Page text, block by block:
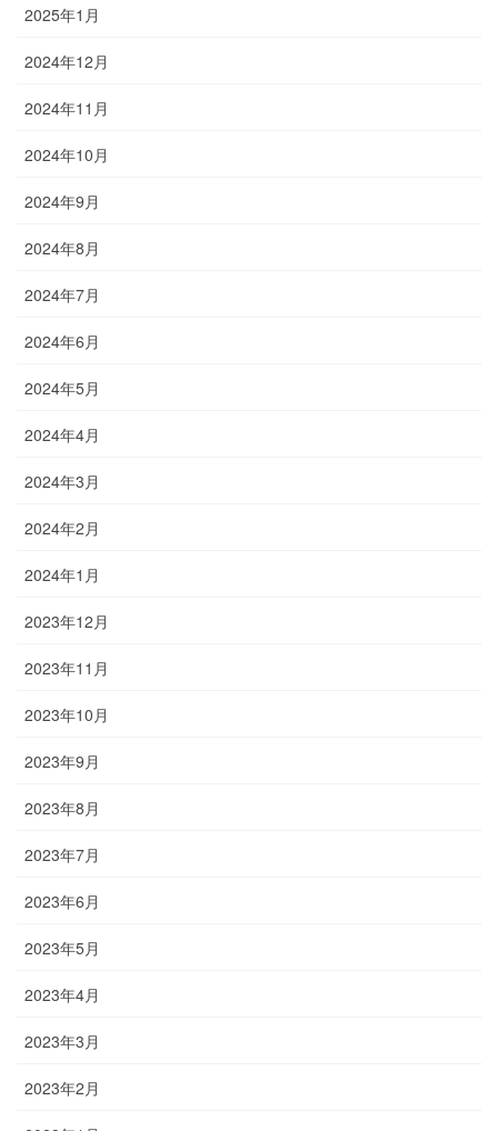
2025年1月
2024年12月
2024年11月
2024年10月
2024年9月
2024年8月
2024年7月
2024年6月
2024年5月
2024年4月
2024年3月
2024年2月
2024年1月
2023年12月
2023年11月
2023年10月
2023年9月
2023年8月
2023年7月
2023年6月
2023年5月
2023年4月
2023年3月
2023年2月